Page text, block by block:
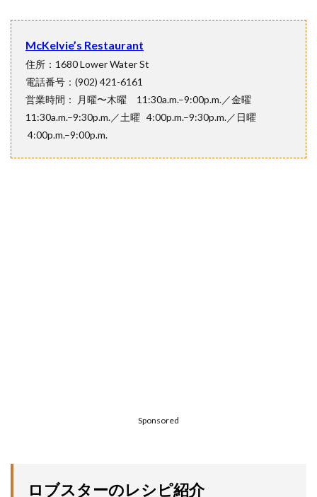
McKelvie’s Restaurant
住所：1680 Lower Water St
電話番号：(902) 421-6161
営業時間： 月曜〜木曜 11:30a.m.–9:00p.m.／金曜
11:30a.m.–9:30p.m.／土曜 4:00p.m.–9:30p.m.／日曜
4:00p.m.–9:00p.m.
Sponsored
ロブスターのレシピ紹介